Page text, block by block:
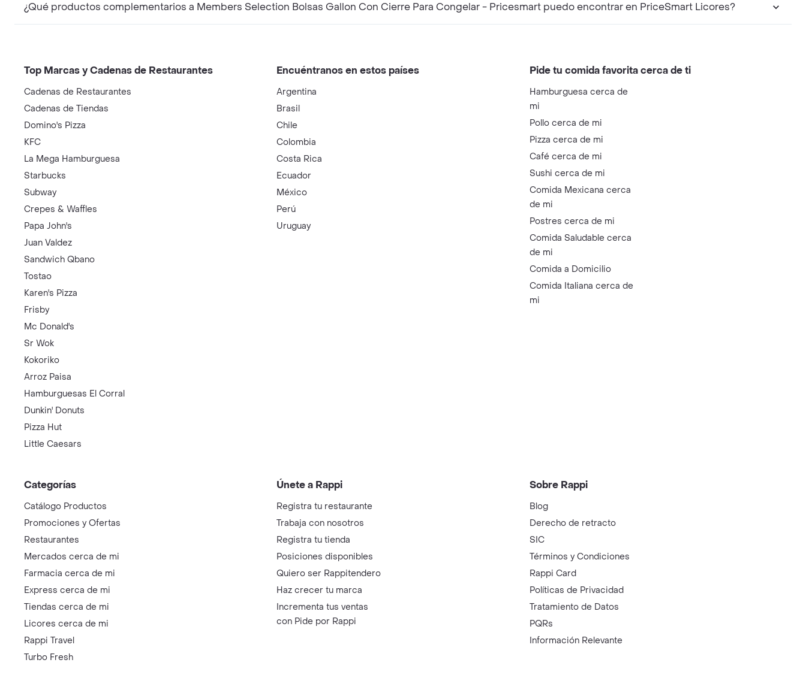
¿Qué productos complementarios a Members Selection Bolsas Gallon Con Cierre Para Congelar - Pricesmart puedo encontrar en PriceSmart Licores?
Top Marcas y Cadenas de Restaurantes
Cadenas de Restaurantes
Cadenas de Tiendas
Domino's Pizza
KFC
La Mega Hamburguesa
Starbucks
Subway
Crepes & Waffles
Papa John's
Juan Valdez
Sandwich Qbano
Tostao
Karen's Pizza
Frisby
Mc Donald's
Sr Wok
Kokoriko
Arroz Paisa
Hamburguesas El Corral
Dunkin' Donuts
Pizza Hut
Little Caesars
Encuéntranos en estos países
Argentina
Brasil
Chile
Colombia
Costa Rica
Ecuador
México
Perú
Uruguay
Pide tu comida favorita cerca de ti
Hamburguesa cerca de
mi
Pollo cerca de mi
Pizza cerca de mi
Café cerca de mi
Sushi cerca de mi
Comida Mexicana cerca
de mi
Postres cerca de mi
Comida Saludable cerca
de mi
Comida a Domicilio
Comida Italiana cerca de
mi
Categorías
Catálogo Productos
Promociones y Ofertas
Restaurantes
Mercados cerca de mi
Farmacia cerca de mi
Express cerca de mi
Tiendas cerca de mi
Licores cerca de mi
Rappi Travel
Turbo Fresh
Únete a Rappi
Registra tu restaurante
Trabaja con nosotros
Registra tu tienda
Posiciones disponibles
Quiero ser Rappitendero
Haz crecer tu marca
Incrementa tus ventas
con Pide por Rappi
Sobre Rappi
Blog
Derecho de retracto
SIC
Términos y Condiciones
Rappi Card
Políticas de Privacidad
Tratamiento de Datos
PQRs
Información Relevante